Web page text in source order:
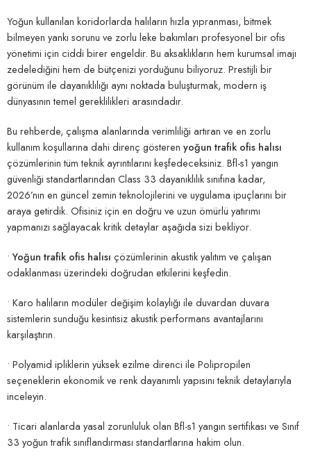
Yoğun kullanılan koridorlarda halıların hızla yıpranması, bitmek
bilmeyen yankı sorunu ve zorlu leke bakımları profesyonel bir ofis
yönetimi için ciddi birer engeldir. Bu aksaklıkların hem kurumsal imajı
zedelediğini hem de bütçenizi yorduğunu biliyoruz. Prestijli bir
görünüm ile dayanıklılığı aynı noktada buluşturmak, modern iş
dünyasının temel gereklilikleri arasındadır.
Bu rehberde, çalışma alanlarında verimliliği artıran ve en zorlu
kullanım koşullarına dahi direnç gösteren yoğun trafik ofis halısı
çözümlerinin tüm teknik ayrıntılarını keşfedeceksiniz. Bfl-s1 yangın
güvenliği standartlarından Class 33 dayanıklılık sınıfına kadar,
2026’nın en güncel zemin teknolojilerini ve uygulama ipuçlarını bir
araya getirdik. Ofisiniz için en doğru ve uzun ömürlü yatırımı
yapmanızı sağlayacak kritik detaylar aşağıda sizi bekliyor.
•Yoğun trafik ofis halısı çözümlerinin akustik yalıtım ve çalışan
odaklanması üzerindeki doğrudan etkilerini keşfedin.
• Karo halıların modüler değişim kolaylığı ile duvardan duvara
sistemlerin sunduğu kesintisiz akustik performans avantajlarını
karşılaştırın.
• Polyamid ipliklerin yüksek ezilme direnci ile Polipropilen
seçeneklerin ekonomik ve renk dayanımlı yapısını teknik detaylarıyla
inceleyin.
• Ticari alanlarda yasal zorunluluk olan Bfl-s1 yangın sertifikası ve Sınıf
33 yoğun trafik sınıflandırması standartlarına hakim olun.